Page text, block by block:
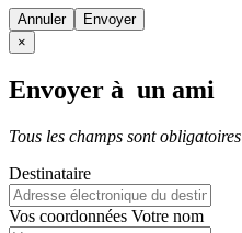
Annuler
×
Envoyer à un ami
Tous les champs sont obligatoires
Destinataire
Vos coordonnées Votre nom